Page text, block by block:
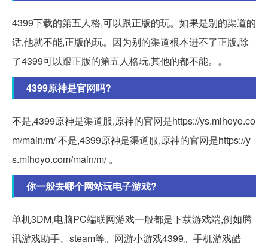
4399下载的第五人格,可以跟正版的玩。如果是别的渠道的
话,他就不能,正版的玩。因为别的渠道根本进不了正版,除
了4399可以跟正版的第五人格玩,其他的都不能。。
4399原神是官网吗?
不是,4399原神是渠道服,原神的官网是https://ys.mihoyo.co
m/main/m/ 不是,4399原神是渠道服,原神的官网是https://y
s.mihoyo.com/main/m/ 。
你一般去哪个网站玩电子游戏?
单机3DM,电脑PC端联网游戏一般都是下载游戏端,例如腾
讯游戏助手、steam等。网游小游戏4399。手机游戏酷